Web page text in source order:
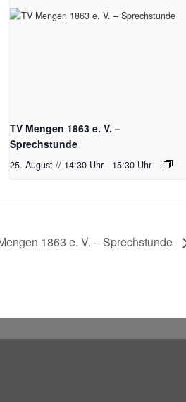
TV Mengen 1863 e. V. –
Sprechstunde
25. August // 14:30 Uhr - 15:30 Uhr
1863 e. V. – Sprechstunde